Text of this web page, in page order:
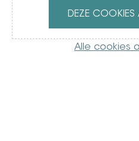
DEZE COOKIES
Alle cookies